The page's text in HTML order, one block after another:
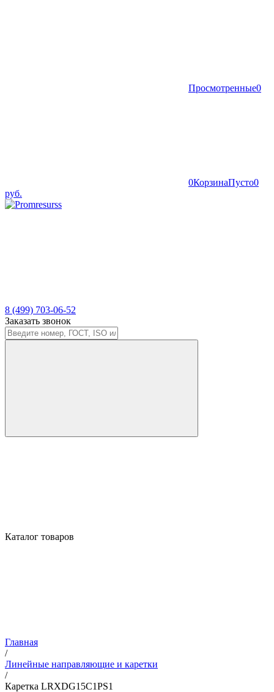
Просмотренные0
0КорзинаПусто0
руб.
8 (499) 703-06-52
Заказать звонок
Каталог товаров
Главная
/
Линейные направляющие и каретки
/
Каретка LRXDG15C1PS1